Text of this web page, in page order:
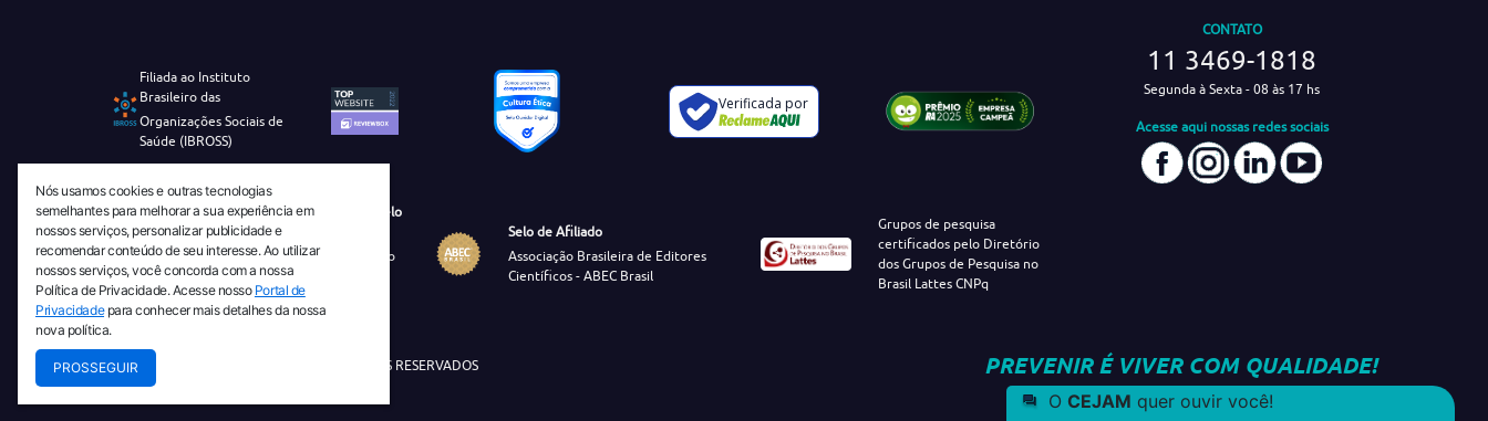
Filiada ao Instituto
Brasileiro das
Organizações Sociais de
Saúde (IBROSS)
Verificada por
CONTATO
11 3469-1818
Segunda à Sexta - 08 às 17 hs
Acesse aqui nossas redes sociais
Revista Tecnico-Cientifica CEJAM Selo
Diamante de Ciência Aberta
Diretório Migulim Instituto Brasileiro
de Informação em Ciência e
Tecnologia - IBICT
Selo de Afiliado
Associação Brasileira de Editores
Científicos - ABEC Brasil
Grupos de pesquisa
certificados pelo Diretório
dos Grupos de Pesquisa no
Brasil Lattes CNPq
© 2026 TODOS OS DIREITOS RESERVADOS PREVENIR É VIVER COM QUALIDADE!
Nós usamos cookies e outras tecnologias
semelhantes para melhorar a sua experiência em
nossos serviços, personalizar publicidade e
recomendar conteúdo de seu interesse. Ao utilizar
nossos serviços, você concorda com a nossa
Política de Privacidade. Acesse nosso Portal de
Privacidadepara conhecer mais detalhes da nossa
nova política.
PROSSEGUIR
O CEJAM quer ouvir você!